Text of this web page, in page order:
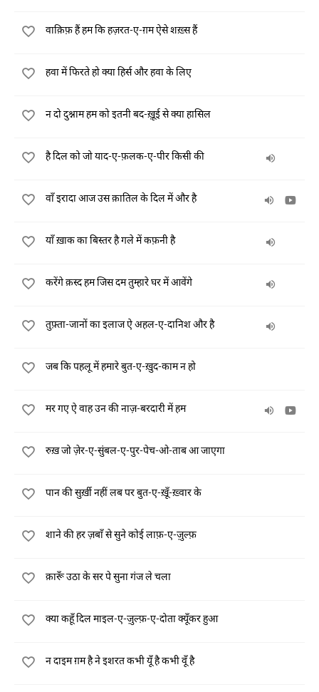
वाक़िफ़ हैं हम कि हज़रत-ए-ग़म ऐसे शख़्स हैं
हवा में फिरते हो क्या हिर्स और हवा के लिए
न दो दुश्नाम हम को इतनी बद-ख़़ूई से क्या हासिल
है दिल को जो याद-ए-फ़लक-ए-पीर किसी की
वाँ इरादा आज उस क़ातिल के दिल में और है
याँ ख़ाक का बिस्तर है गले में कफ़नी है
करेंगे क़स्द हम जिस दम तुम्हारे घर में आवेंगे
तुफ़्ता-जानों का इलाज ऐ अहल-ए-दानिश और है
जब कि पहलू में हमारे बुत-ए-ख़ुद-काम न हो
मर गए ऐ वाह उन की नाज़-बरदारी में हम
रुख़ जो ज़ेर-ए-सुंबल-ए-पुर-पेच-ओ-ताब आ जाएगा
पान की सुर्ख़ी नहीं लब पर बुत-ए-ख़ूँ-ख़्वार के
शाने की हर ज़बाँ से सुने कोई लाफ़-ए-ज़ुल्फ़
क़ारूँ उठा के सर पे सुना गंज ले चला
क्या कहूँ दिल माइल-ए-ज़ुल्फ़-ए-दोता क्यूँकर हुआ
न दाइम ग़म है ने इशरत कभी यूँ है कभी वूँ है